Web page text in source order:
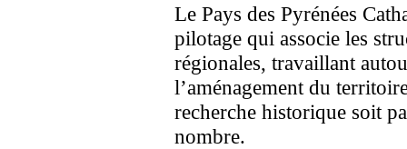
Le Pays des Pyrénées
pilotage qui associe les
régionales, travaillant
l’aménagement du
recherche historique soit
nombre.